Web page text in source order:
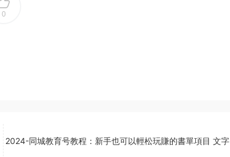
0
2024-同城教育号教程：新手也可以輕松玩賺的書單項目 文